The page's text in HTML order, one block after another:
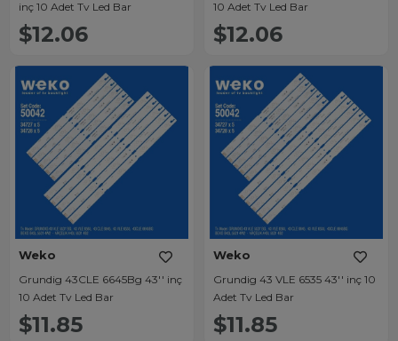
inç 10 Adet Tv Led Bar
$12.06
10 Adet Tv Led Bar
$12.06
Weko
Grundig 43CLE 6645Bg 43'' inç
10 Adet Tv Led Bar
$11.85
Weko
Grundig 43 VLE 6535 43'' inç 10
Adet Tv Led Bar
$11.85